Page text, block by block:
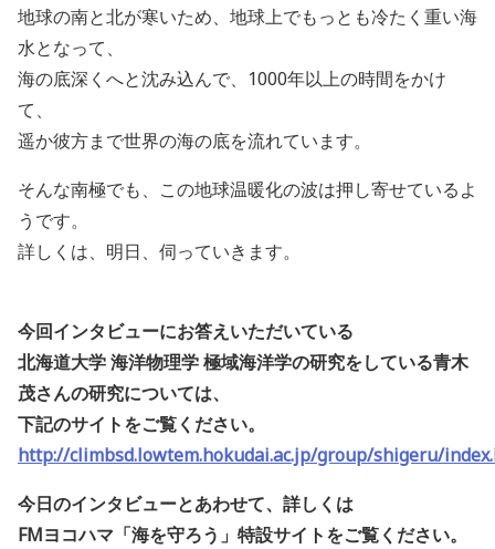
地球の南と北が寒いため、地球上でもっとも冷たく重い海
水となって、
海の底深くへと沈み込んで、1000年以上の時間をかけ
て、
遥か彼方まで世界の海の底を流れています。
そんな南極でも、この地球温暖化の波は押し寄せているよ
うです。
詳しくは、明日、伺っていきます。
今回インタビューにお答えいただいている
北海道大学 海洋物理学 極域海洋学の研究をしている青木
茂さんの研究については、
下記のサイトをご覧ください。
http://climbsd.lowtem.hokudai.ac.jp/group/shigeru/
今日のインタビューとあわせて、詳しくは
FMヨコハマ「海を守ろう」特設サイトをご覧ください。